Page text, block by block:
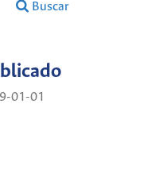
Buscar
01-01